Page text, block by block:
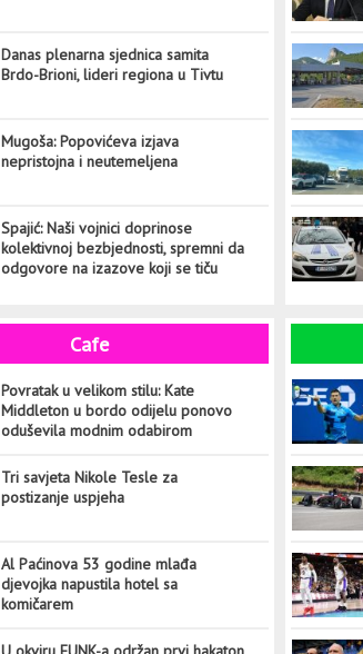
Danas plenarna sjednica samita
Brdo-Brioni, lideri regiona u Tivtu
Mugoša: Popovićeva izjava
nepristojna i neutemeljena
Spajić: Naši vojnici doprinose
kolektivnoj bezbjednosti, spremni da
odgovore na izazove koji se tiču
Cafe
Povratak u velikom stilu: Kate
Middleton u bordo odijelu ponovo
oduševila modnim odabirom
Tri savjeta Nikole Tesle za
postizanje uspjeha
Al Paćinova 53 godine mlađa
djevojka napustila hotel sa
komičarem